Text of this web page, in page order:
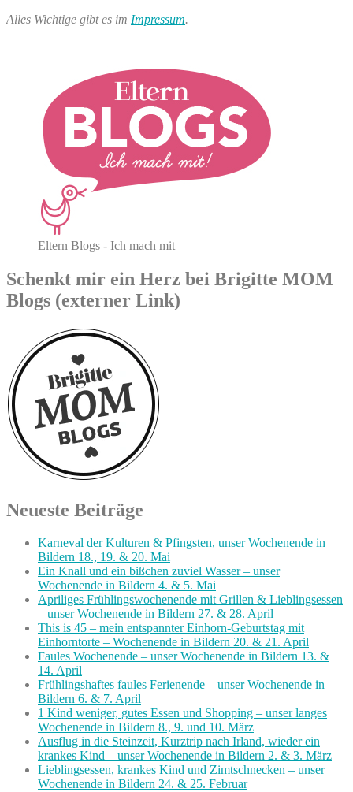
Alles Wichtige gibt es im Impressum.
Eltern Blogs - Ich mach mit
Schenkt mir ein Herz bei Brigitte MOM
Blogs (externer Link)
Neueste Beiträge
Karneval der Kulturen & Pfingsten, unser Wochenende in
Bildern 18., 19. & 20. Mai
Ein Knall und ein bißchen zuviel Wasser – unser
Wochenende in Bildern 4. & 5. Mai
Apriliges Frühlingswochenende mit Grillen & Lieblingsessen
– unser Wochenende in Bildern 27. & 28. April
This is 45 – mein entspannter Einhorn-Geburtstag mit
Einhorntorte – Wochenende in Bildern 20. & 21. April
Faules Wochenende – unser Wochenende in Bildern 13. &
14. April
Frühlingshaftes faules Ferienende – unser Wochenende in
Bildern 6. & 7. April
1 Kind weniger, gutes Essen und Shopping – unser langes
Wochenende in Bildern 8., 9. und 10. März
Ausflug in die Steinzeit, Kurztrip nach Irland, wieder ein
krankes Kind – unser Wochenende in Bildern 2. & 3. März
Lieblingsessen, krankes Kind und Zimtschnecken – unser
Wochenende in Bildern 24. & 25. Februar